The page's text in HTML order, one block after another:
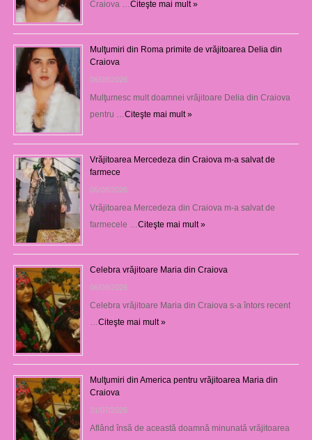
Craiova …Citeşte mai mult »
Mulţumiri din Roma primite de vrăjitoarea Delia din
Craiova
06/08/2026
Mulţumesc mult doamnei vrăjitoare Delia din Craiova
pentru …Citeşte mai mult »
Vrăjitoarea Mercedeza din Craiova m-a salvat de
farmece
06/08/2026
Vrăjitoarea Mercedeza din Craiova m-a salvat de
farmecele …Citeşte mai mult »
Celebra vrăjitoare Maria din Craiova
06/08/2026
Celebra vrăjitoare Maria din Craiova s-a întors recent
…Citeşte mai mult »
Mulţumiri din America pentru vrăjitoarea Maria din
Craiova
31/07/2026
Aflând însă de această doamnă minunată vrăjitoarea